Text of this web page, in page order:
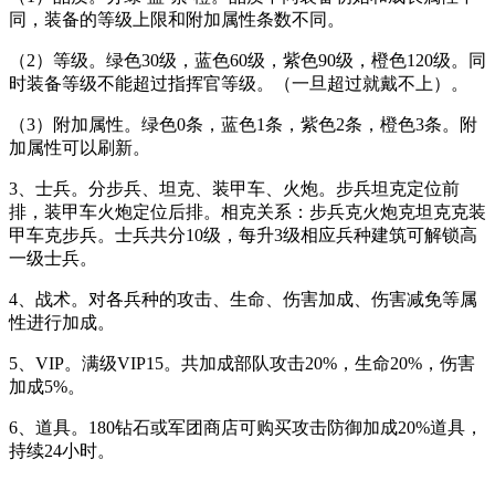
同，装备的等级上限和附加属性条数不同。
（2）等级。绿色30级，蓝色60级，紫色90级，橙色120级。同
时装备等级不能超过指挥官等级。（一旦超过就戴不上）。
（3）附加属性。绿色0条，蓝色1条，紫色2条，橙色3条。附
加属性可以刷新。
3、士兵。分步兵、坦克、装甲车、火炮。步兵坦克定位前
排，装甲车火炮定位后排。相克关系：步兵克火炮克坦克克装
甲车克步兵。士兵共分10级，每升3级相应兵种建筑可解锁高
一级士兵。
4、战术。对各兵种的攻击、生命、伤害加成、伤害减免等属
性进行加成。
5、VIP。满级VIP15。共加成部队攻击20%，生命20%，伤害
加成5%。
6、道具。180钻石或军团商店可购买攻击防御加成20%道具，
持续24小时。